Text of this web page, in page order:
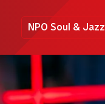
NPO Soul & Jazz